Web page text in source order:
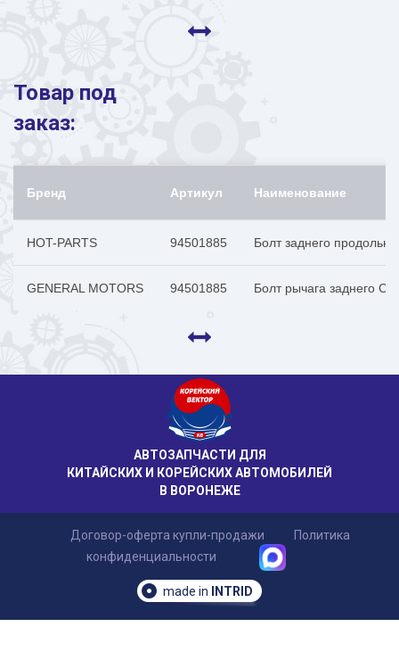
Товар под
заказ:
Бренд Артикул Наименование
HOT-PARTS 94501885 Болт заднего
GENERAL MOTORS 94501885 Болт рычага заднего
АВТОЗАПЧАСТИ ДЛЯ
КИТАЙСКИХ И КОРЕЙСКИХ АВТОМОБИЛЕЙ
В ВОРОНЕЖЕ
Договор-оферта купли-продажи
Политика
конфиденциальности
made in INTRID